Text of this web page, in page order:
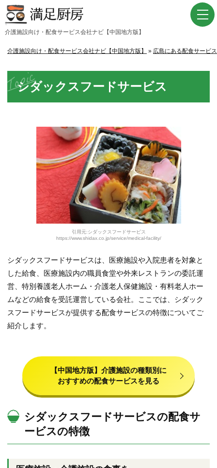
介護施設向け・配⾷サービス会社ナビ【中国地⽅版】
介護施設向け・配食サービス会社ナビ【中国地方版】 » 広島にある配食サービス
シダックスフードサービス
引用元:シダックスフードサービス
https://www.shidax.co.jp/service/medical-facility/
シダックスフードサービスは、医療施設や入院患者を対象と
した給食、医療施設内の職員食堂や外来レストランの委託運
営、特別養護老人ホーム・介護老人保健施設・有料老人ホー
ムなどの給食を受託運営している会社。ここでは、シダック
スフードサービスが提供する配食サービスの特徴についてご
紹介します。
【中国地方版】介護施設の種類別に
おすすめの配食サービスを見る
シダックスフードサービスの配食サ
ービスの特徴